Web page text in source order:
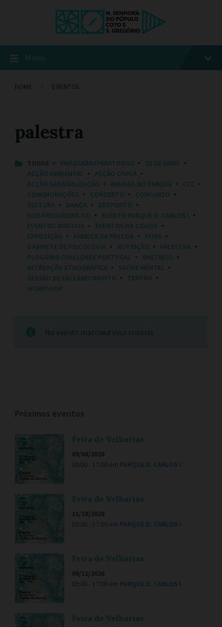
Menu
HOME EVENTOS
palestra
C
TODAS #MÁSCARASPARATODOS
25 DE ABRIL
ACÇÃO AMBIENTAL
ACÇÃO CÍVICA
ACÇÃO SENSIBILIZAÇÃO
BANDAS NO PARQUE
CCC
COMEMORAÇÕES
CONCERTO
CONCURSO
CULTURA
DANÇA
DESPORTO
ECO-FREGUESIAS XXI
EVENTO PARQUE D. CARLOS I
EVENTOS DIGITAIS
EVENTOS NA CIDADE
EXPOSIÇÃO
FÁBRICA DA PÁSCOA
FEIRA
GABINETE DE PSICOLOGIA
NUTRIÇÃO
PALESTRA
PLOGGING CHALLENGE PORTUGAL
RASTREIO
RECREAÇÃO ETNOGRÁFICA
SAÚDE MENTAL
SESSÃO DE ESCLARECIMENTO
TEATRO
WORKSHOP
Próximos eventos
Feira de Velharias
09/08/2026
09:00 - 17:00 em PARQUE D. CARLOS I
Feira de Velharias
11/10/2026
09:00 - 17:00 em PARQUE D. CARLOS I
Feira de Velharias
08/11/2026
09:00 - 17:00 em PARQUE D. CARLOS I
Feira de Velharias